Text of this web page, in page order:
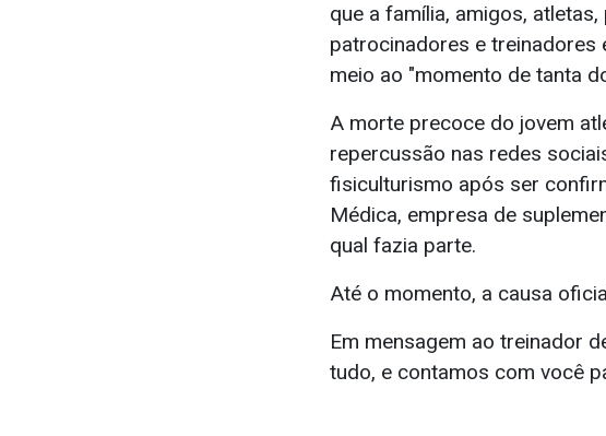
que a família, amigos, atletas,
patrocinadores e treinadores
meio ao "momento de tanta
A morte precoce do jovem
repercussão nas redes
fisiculturismo após ser
Médica, empresa de
qual fazia parte.
Até o momento, a causa
Em mensagem ao treinador
tudo, e contamos com você